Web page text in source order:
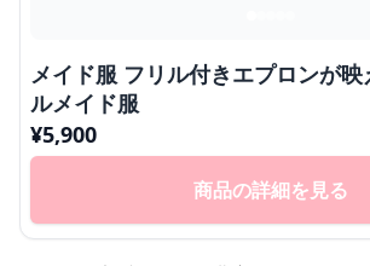
メイド服 フリル付きエプロンが映
ルメイド服
¥5,900
商品の詳細を見る